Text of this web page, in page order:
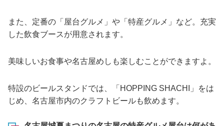
また、定番の「屋台グルメ」や「特産グルメ」など。充実
した飲食ブースが用意されます。
美味しいお食事や名古屋めしも楽しむことができますよ。
特設のビールスタンドでは、「HOPPING SHACHI」をは
じめ、名古屋市内のクラフトビールも飲めます。